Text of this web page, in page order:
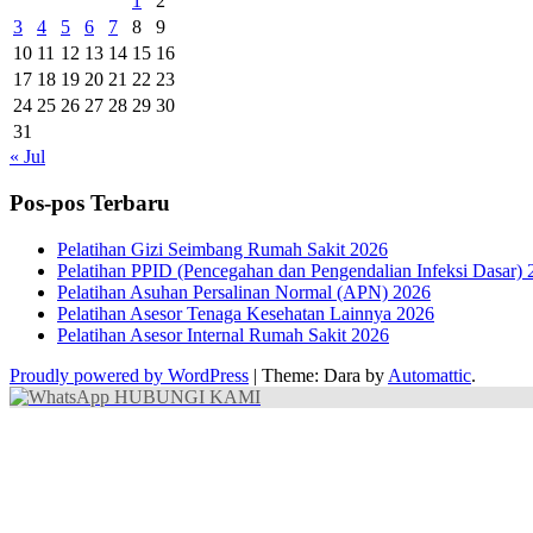
3
4 5 6 7 8
9
10 11 12 13 14 15 16
17 18 19 20 21 22 23
24 25 26 27 28 29 30
31
« Jul
Pos-pos Terbaru
Pelatihan Gizi Seimbang Rumah Sakit 2026
Pelatihan PPID (Pencegahan dan Pengendalian Infeksi Dasar)
Pelatihan Asuhan Persalinan Normal (APN) 2026
Pelatihan Asesor Tenaga Kesehatan Lainnya 2026
Pelatihan Asesor Internal Rumah Sakit 2026
Proudly powered by WordPress | Theme: Dara by Automattic.
HUBUNGI KAMI